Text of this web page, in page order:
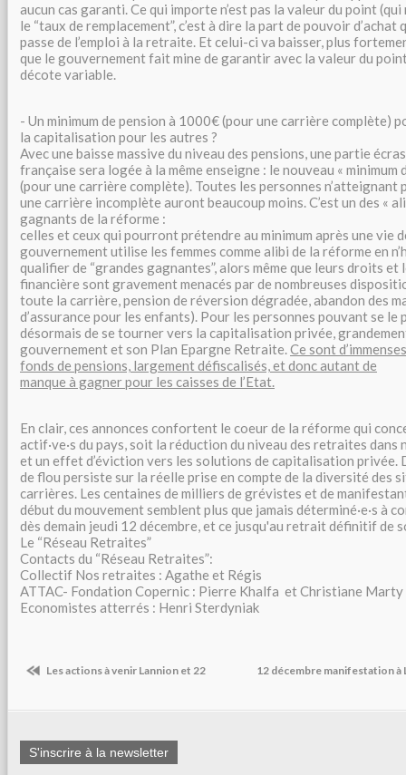
aucun cas garanti. Ce qui importe n’est pas la valeur du point (qui
le “taux de remplacement”, c’est à dire la part de pouvoir d’achat
passe de l’emploi à la retraite. Et celui-ci va baisser, plus
que le gouvernement fait mine de garantir avec la valeur du
décote variable.
- Un minimum de pension à 1000€ (pour une carrière complète)
la capitalisation pour les autres ?
Avec une baisse massive du niveau des pensions, une partie
française sera logée à la même enseigne : le nouveau « minimum
(pour une carrière complète). Toutes les personnes n’atteignant
une carrière incomplète auront beaucoup moins. C’est un des «
gagnants de la réforme :
celles et ceux qui pourront prétendre au minimum après une vie
gouvernement utilise les femmes comme alibi de la réforme en
qualifier de “grandes gagnantes”, alors même que leurs droits et
financière sont gravement menacés par de nombreuses
toute la carrière, pension de réversion dégradée, abandon des
d’assurance pour les enfants). Pour les personnes pouvant se le
désormais de se tourner vers la capitalisation privée,
gouvernement et son Plan Epargne Retraite.Ce sont
fonds de pensions, largement défiscalisés, et donc autant de
manque à gagner pour les caisses de l’Etat.
En clair, ces annonces confortent le coeur de la réforme qui
actif·ve·s du pays, soit la réduction du niveau des retraites
et un effet d’éviction vers les solutions de capitalisation privée.
de flou persiste sur la réelle prise en compte de la diversité des
carrières. Les centaines de milliers de grévistes et de
début du mouvement semblent plus que jamais déterminé·e·s à
dès demain jeudi 12 décembre, et ce jusqu'au retrait définitif de
Le “Réseau Retraites”
Contacts du “Réseau Retraites”:
Collectif Nos retraites : Agathe et Régis
ATTAC- Fondation Copernic : Pierre Khalfa et Christiane Marty
Economistes atterrés : Henri Sterdyniak
Les actions à venir Lannion et 22 12 décembre manifestation à
S'inscrire à la newsletter